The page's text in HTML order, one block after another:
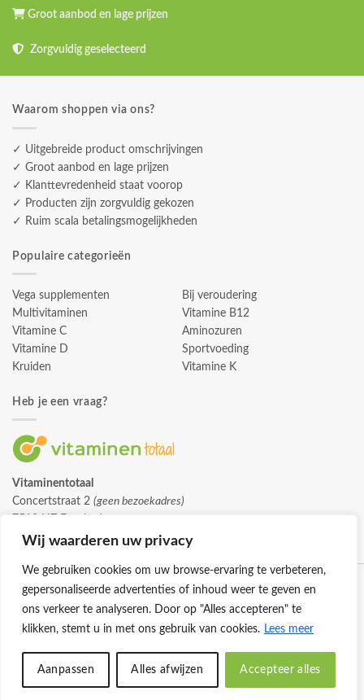
Wij waarderen uw privacy
We gebruiken cookies om uw browse-ervaring te verbeteren,
gepersonaliseerde advertenties of inhoud weer te geven en
ons verkeer te analyseren. Door op "Alles accepteren" te
klikken, stemt u in met ons gebruik van cookies. Lees meer
Aanpassen Alles afwijzen Accepteer alles
Groot aanbod en lage prijzen
Zorgvuldig geselecteerd
Waarom shoppen via ons?
✓ Uitgebreide product omschrijvingen
✓ Groot aanbod en lage prijzen
✓ Klanttevredenheid staat voorop
✓ Producten zijn zorgvuldig gekozen
✓ Ruim scala betalingsmogelijkheden
Populaire categorieën
Vega supplementen
Multivitaminen
Vitamine C
Vitamine D
Kruiden
Bij veroudering
Vitamine B12
Aminozuren
Sportvoeding
Vitamine K
Heb je een vraag?
Vitaminentotaal
Concertstraat 2 (geen bezoekadres)
info@vitaminentotaal.nl
© 2026 -Vitaminentotaal.nl